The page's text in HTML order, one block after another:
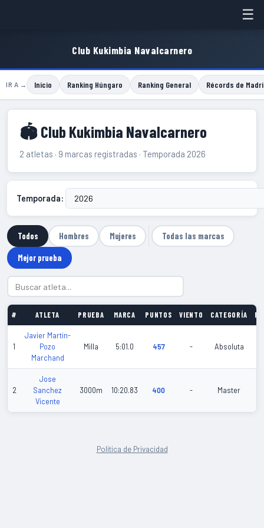
☰
Club Kukimbia Navalcarnero
IR A → Inicio Ranking Húngaro Ranking General Récords de
🏟 Club Kukimbia Navalcarnero
2 atletas · 9 marcas registradas · Temporada 2026
Temporada:
Todos Hombres Mujeres Todas las marcas
Mejor prueba
# ATLETA PRUEBA MARCA PUNTOS VIENTO CATEGORÍA
1
Javier Martin-
Pozo
Marchand
Milla 5:01.0 457 - Absoluta
2
Jose
Sanchez
Vicente
3000m 10:20.83 400 - Master
Política de Privacidad